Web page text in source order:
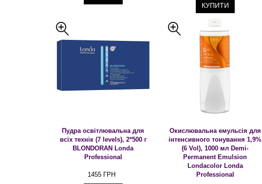
КУПИТИ
Пудра освітлювальна для
всіх технік (7 levels), 2*500 г
BLONDORAN Londa
Professional
1455 ГРН
Окислювальна емульсія для
інтенсивного тонування 1,9%
(6 Vol), 1000 мл Demi-
Permanent Emulsion
Londacolor Londa
Professional